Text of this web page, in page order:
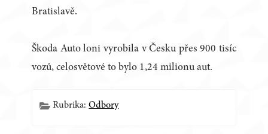
Bratislavě.
Škoda Auto loni vyrobila v Česku přes 900 tisíc
vozů, celosvětové to bylo 1,24 milionu aut.
Rubrika:Odbory